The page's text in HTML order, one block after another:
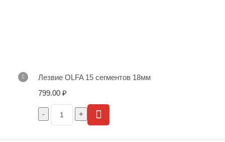
Лезвие OLFA 15 сегментов 18мм
799.00 ₽